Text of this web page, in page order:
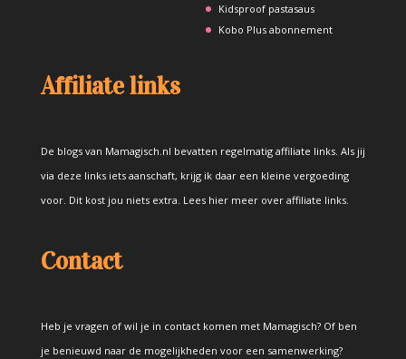
Kidsproof pastasaus
Kobo Plus abonnement
Affiliate links
De blogs van Mamagisch.nl bevatten regelmatig affiliate links. Als jij
via deze links iets aanschaft, krijg ik daar een kleine vergoeding
voor. Dit kost jou niets extra. Lees hier meer over affiliate links.
Contact
Heb je vragen of wil je in contact komen met Mamagisch? Of ben
je benieuwd naar de mogelijkheden voor een samenwerking?